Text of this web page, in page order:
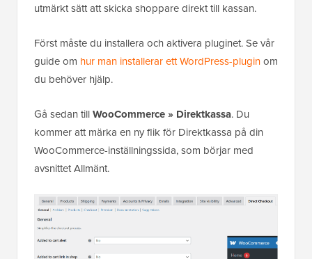
utmärkt sätt att skicka shoppare direkt till kassan.
Först måste du installera och aktivera pluginet. Se vår
guide om hur man installerar ett WordPress-pluginom
du behöver hjälp.
Gå sedan tillWooCommerce » Direktkassa. Du
kommer att märka en ny flik för Direktkassa på din
WooCommerce-inställningssida, som börjar med
avsnittet Allmänt.